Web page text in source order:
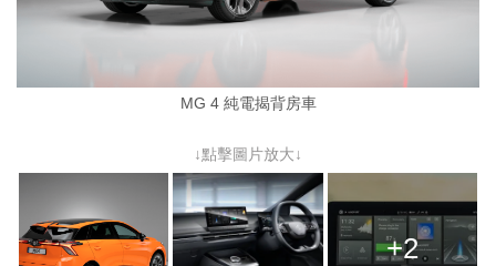
MG 4 純電揭背房車
↓點擊圖片放大↓
+2